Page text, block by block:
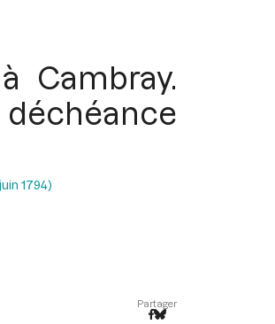
Cambray.
déchéance
1794)
Partager